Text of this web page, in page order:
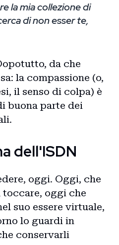
la mia collezione di
di non esser te,
da che
la compassione (o,
il senso di colpa) è
buona parte dei
dell'ISDN
oggi. Oggi, che
toccare, oggi che
suo essere virtuale,
lo guardi in
conservarli